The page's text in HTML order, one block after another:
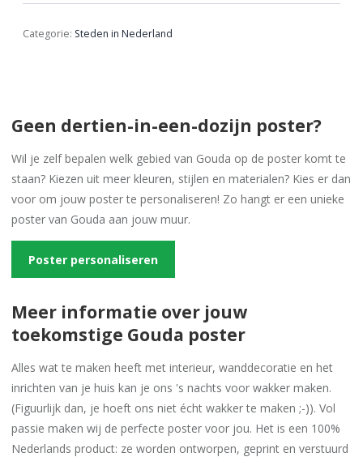
Categorie: Steden in Nederland
Geen dertien-in-een-dozijn poster?
Wil je zelf bepalen welk gebied van Gouda op de poster komt te
staan? Kiezen uit meer kleuren, stijlen en materialen? Kies er dan
voor om jouw poster te personaliseren! Zo hangt er een unieke
poster van Gouda aan jouw muur.
Poster personaliseren
Meer informatie over jouw
toekomstige Gouda poster
Alles wat te maken heeft met interieur, wanddecoratie en het
inrichten van je huis kan je ons 's nachts voor wakker maken.
(Figuurlijk dan, je hoeft ons niet écht wakker te maken ;-)). Vol
passie maken wij de perfecte poster voor jou. Het is een 100%
Nederlands product: ze worden ontworpen, geprint en verstuurd